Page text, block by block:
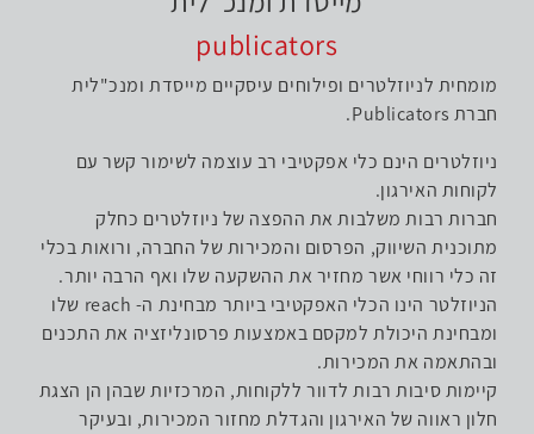
publicators
מומחית לניוזלטרים ופילוחים עיסקיים מייסדת ומנכ"לית
חברת Publicators
.
ניוזלטרים הינם כלי אפקטיבי רב עוצמה לשימור קשר עם
לקוחות האירגון.
חברות רבות משלבות את ההפצה של ניוזלטרים כחלק
מתוכנית השיווק, הפרסום והמכירות של החברה, ורואות בכלי
זה כלי רווחי אשר מחזיר את ההשקעה שלו ואף הרבה יותר.
הניוזלטר הינו הכלי האפקטיבי ביותר מבחינת ה- reach שלו
ומבחינת היכולת למקסם באמצעות פרסונליזציה את התכנים
ובהתאמה את המכירות.
קיימות סיבות רבות לדוור ללקוחות, המרכזיות שבהן הן הצגת
חלון ראווה של האירגון והגדלת מחזור המכירות, ובעיקר